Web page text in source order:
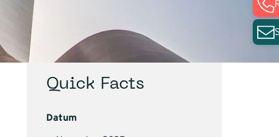
Buy and Build
Themengebiete
Industrie
Handel
Bauausführung
Service
Energie
Quick Facts
Datum